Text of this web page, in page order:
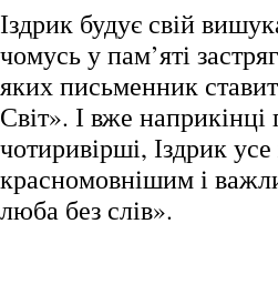
Іздрик будує свій
чомусь у пам’яті
яких письменник
Світ». І вже
чотиривірші, Іздрик
красномовнішим і
люба без слів».